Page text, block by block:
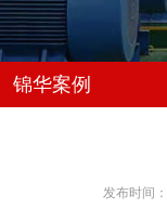
锦华案例
发布时间：